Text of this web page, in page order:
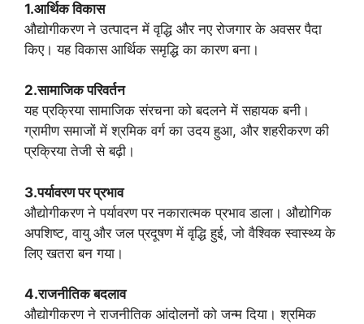
1.आर्थिक विकास
औद्योगीकरण ने उत्पादन में वृद्धि और नए रोजगार के अवसर पैदा
किए। यह विकास आर्थिक समृद्धि का कारण बना।
2.सामाजिक परिवर्तन
यह प्रक्रिया सामाजिक संरचना को बदलने में सहायक बनी।
ग्रामीण समाजों में श्रमिक वर्ग का उदय हुआ, और शहरीकरण की
प्रक्रिया तेजी से बढ़ी।
3.पर्यावरण पर प्रभाव
औद्योगीकरण ने पर्यावरण पर नकारात्मक प्रभाव डाला। औद्योगिक
अपशिष्ट, वायु और जल प्रदूषण में वृद्धि हुई, जो वैश्विक स्वास्थ्य के
लिए खतरा बन गया।
4.राजनीतिक बदलाव
औद्योगीकरण ने राजनीतिक आंदोलनों को जन्म दिया। श्रमिक